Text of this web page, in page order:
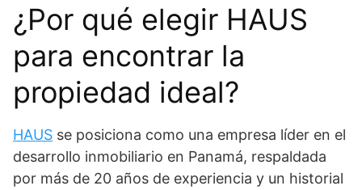
¿Por qué elegir HAUS
para encontrar la
propiedad ideal?
HAUS se posiciona como una empresa líder en el
desarrollo inmobiliario en Panamá, respaldada
por más de 20 años de experiencia y un historial